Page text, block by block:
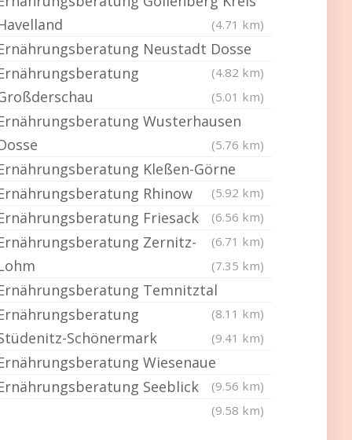
(4.71 km)
Neustadt Dosse
(4.82 km)
(5.01 km)
Wusterhausen
(5.76 km)
Kleßen-Görne
(5.92 km)
Rhinow
(6.56 km)
Friesack
(6.71 km)
Zernitz-
(7.35 km)
Temnitztal
(8.11 km)
Schönermark
(9.41 km)
Wiesenaue
(9.56 km)
Seeblick
(9.58 km)